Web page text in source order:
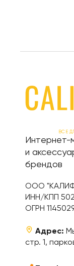
ВСЕ
Интернет-
и
брендов
ООО
ИНН/КПП
ОГРН
Адрес:
стр. 1,